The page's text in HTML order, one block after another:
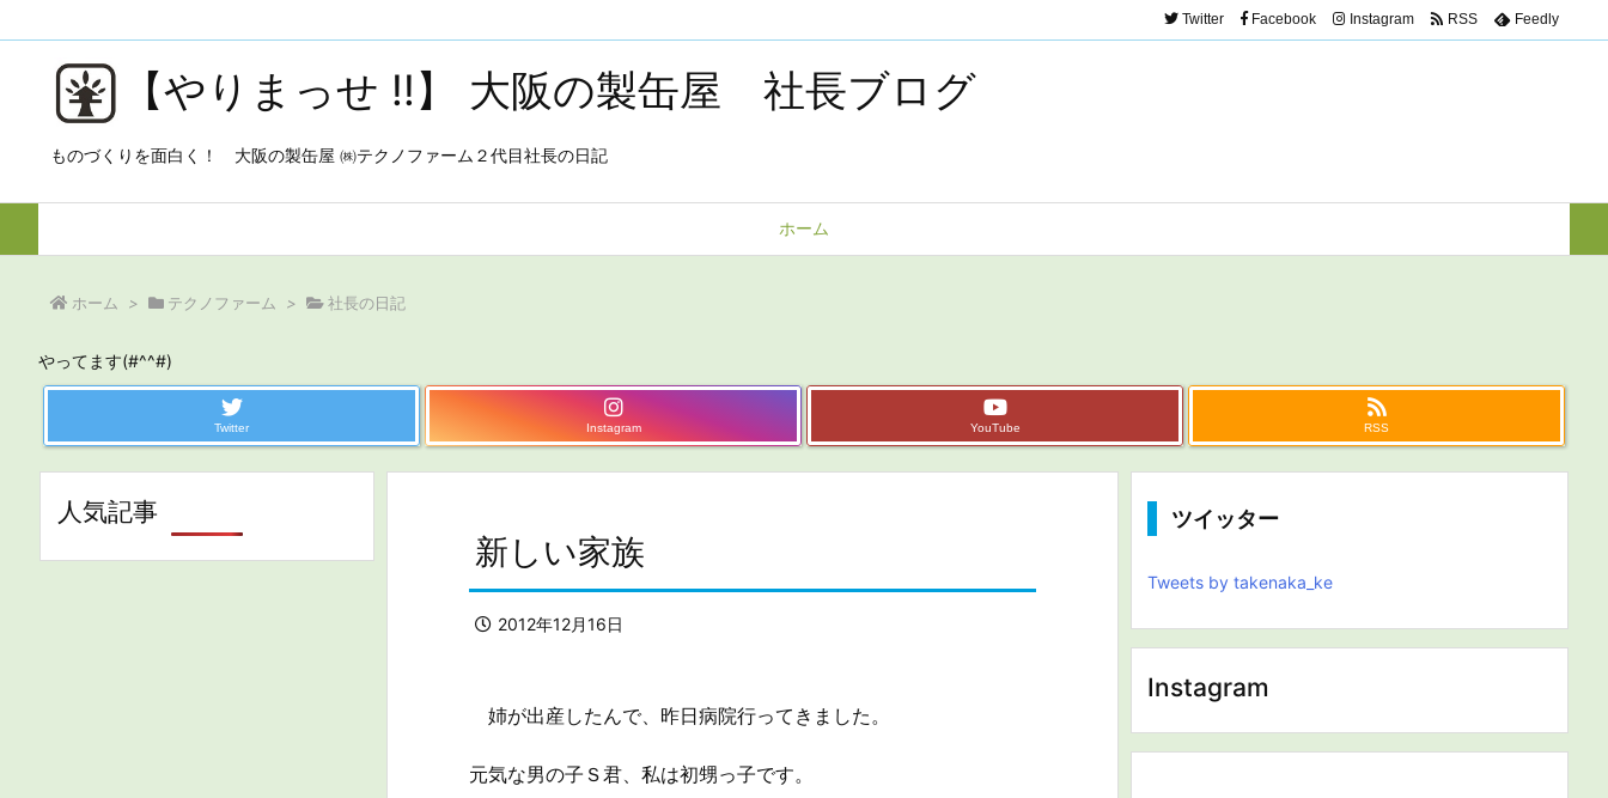
【やりまっせ !!】 大阪の製缶屋 社長ブログ
ものづくりを面白く！ 大阪の製缶屋 ㈱テクノファーム２代目社長の日記
ホーム
Twitter Facebook Instagram RSS Feedly
ホーム > テクノファーム > 社長の日記
やってます(#^^#)
Twitter Instagram YouTube RSS
新しい家族
2012年12月16日
姉が出産したんで、昨日病院行ってきました。
元気な男の子Ｓ君、私は初甥っ子です。
人気記事 ツイッター
Tweets by takenaka_ke
Instagram